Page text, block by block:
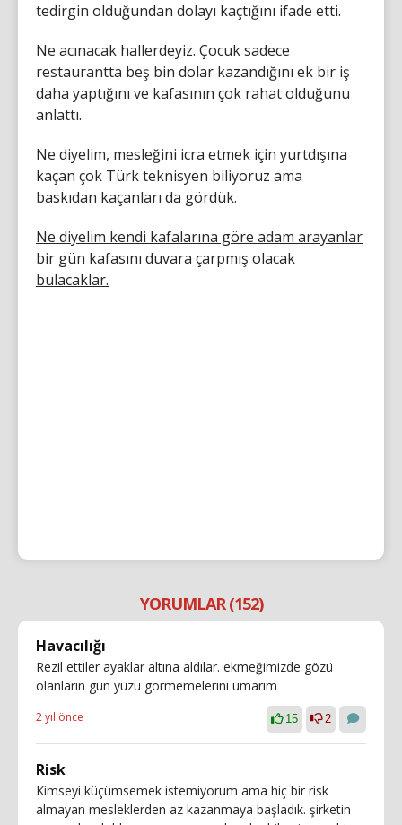
tedirgin olduğundan dolayı kaçtığını ifade etti.
Ne acınacak hallerdeyiz. Çocuk sadece
restaurantta beş bin dolar kazandığını ek bir iş
daha yaptığını ve kafasının çok rahat olduğunu
anlattı.
Ne diyelim, mesleğini icra etmek için yurtdışına
kaçan çok Türk teknisyen biliyoruz ama
baskıdan kaçanları da gördük.
Ne diyelim kendi kafalarına göre adam arayanlar
bir gün kafasını duvara çarpmış olacak
bulacaklar.
YORUMLAR (152)
Havacılığı
Rezil ettiler ayaklar altına aldılar. ekmeğimizde gözü
olanların gün yüzü görmemelerini umarım
2 yıl önce 15 2
Risk
Kimseyi küçümsemek istemiyorum ama hiç bir risk
almayan mesleklerden az kazanmaya başladık. şirketin